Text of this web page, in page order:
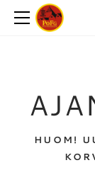
HUOM!